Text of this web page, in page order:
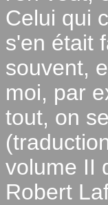
Celui qui
s'en était
souvent,
moi, par
tout, on
volume II
Robert